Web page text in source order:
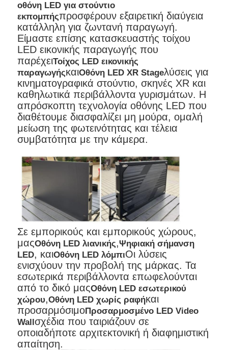
οθόνη LED για στούντιο
εκπομπήςπροσφέρουν εξαιρετική διαύγεια
κατάλληλη για ζωντανή παραγωγή.
Είμαστε επίσης κατασκευαστής τοίχου
LED εικονικής παραγωγής που
παρέχειΤοίχος LED εικονικής
παραγωγήςκαιΟθόνη LED XR Stageλύσεις για
κινηματογραφικά στούντιο, σκηνές XR και
καθηλωτικά περιβάλλοντα γυρισμάτων. Η
απρόσκοπτη τεχνολογία οθόνης LED που
διαθέτουμε διασφαλίζει μη μούρα, ομαλή
μείωση της φωτεινότητας και τέλεια
συμβατότητα με την κάμερα.
Σε εμπορικούς και εμπορικούς χώρους,
μαςΟθόνη LED λιανικής,Ψηφιακή σήμανση
LED, καιΟθόνη LED λόμπιΟι λύσεις
ενισχύουν την προβολή της μάρκας. Τα
εσωτερικά περιβάλλοντα επωφελούνται
από το δικό μαςΟθόνη LED εσωτερικού
χώρου,Οθόνη LED χωρίς ραφήκαι
προσαρμόσιμοΠροσαρμοσμένο LED Video
Wallσχέδια που ταιριάζουν σε
οποιαδήποτε αρχιτεκτονική ή διαφημιστική
απαίτηση.